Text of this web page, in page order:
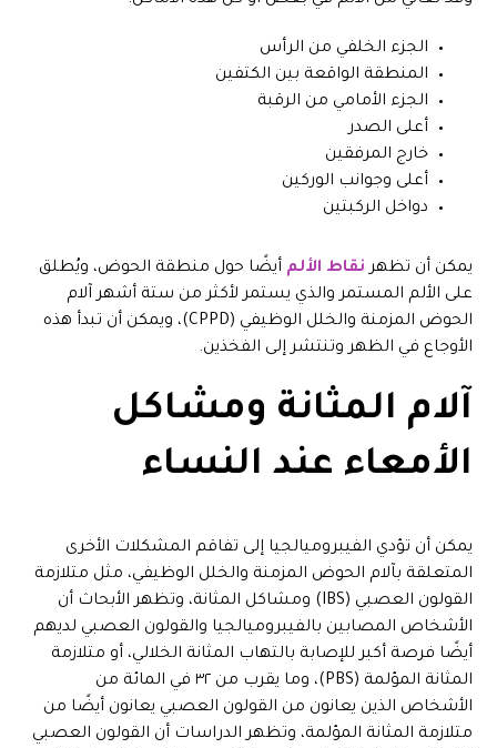
الجزء الخلفي من الرأس
المنطقة الواقعة بين الكتفين
الجزء الأمامي من الرقبة
أعلى الصدر
خارج المرفقين
أعلى وجوانب الوركين
دواخل الركبتين
يمكن أن تظهر نقاط الألم أيضًا حول منطقة الحوض، ويُطلق
على الألم المستمر والذي يستمر لأكثر من ستة أشهر آلام
الحوض المزمنة والخلل الوظيفي (CPPD)، ويمكن أن تبدأ هذه
الأوجاع في الظهر وتنتشر إلى الفخذين.
آلام المثانة ومشاكل
الأمعاء عند النساء
يمكن أن تؤدي الفيبروميالجيا إلى تفاقم المشكلات الأخرى
المتعلقة بآلام الحوض المزمنة والخلل الوظيفي، مثل متلازمة
القولون العصبي (IBS) ومشاكل المثانة، وتظهر الأبحاث أن
الأشخاص المصابين بالفيبروميالجيا والقولون العصبي لديهم
أيضًا فرصة أكبر للإصابة بالتهاب المثانة الخلالي، أو متلازمة
المثانة المؤلمة (PBS)، وما يقرب من ٣٢ في المائة من
الأشخاص الذين يعانون من القولون العصبي يعانون أيضًا من
متلازمة المثانة المؤلمة، وتظهر الدراسات أن القولون العصبي